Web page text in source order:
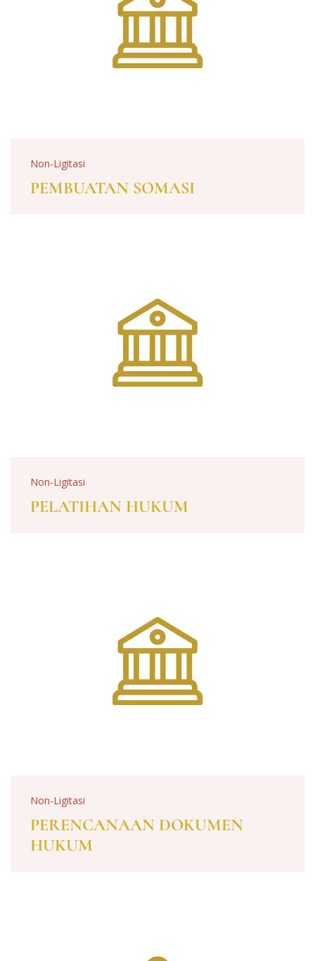
Non-Ligitasi
PEMBUATAN SOMASI
Non-Ligitasi
PELATIHAN HUKUM
Non-Ligitasi
PERENCANAAN DOKUMEN
HUKUM